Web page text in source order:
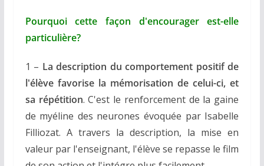
Pourquoi cette façon d'encourager est-elle
particulière?
1 – La description du comportement positif de
l'élève favorise la mémorisation de celui-ci, et
sa répétition. C'est le renforcement de la gaine
de myéline des neurones évoquée par Isabelle
Filliozat. A travers la description, la mise en
valeur par l'enseignant, l'élève se repasse le film